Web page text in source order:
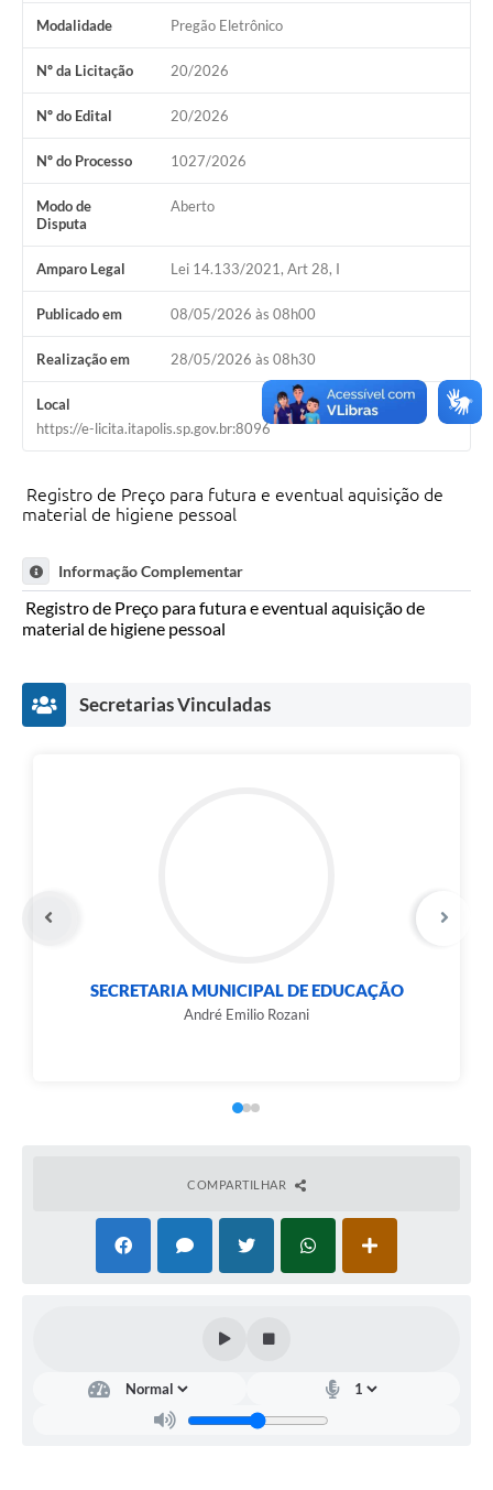
Documentos
Distritos
Água de Qualidade
Gasoduto (Gás Natural)
Feriados Municipais
Bairros Rurais
História
Galeria de Fotos
Ouvidoria Municipal
Audiências Públicas
Carta de Serviços
Turismo
Galeria de Vídeos
Projetos
Contas Públicas
Modalidade Pregão Eletrônico
Nº da Licitação 20/2026
Nº do Edital 20/2026
Nº do Processo 1027/2026
Modo de
Disputa
Aberto
Amparo Legal Lei 14.133/2021, Art 28, I
Publicado em 08/05/2026 às 08h00
Realização em 28/05/2026 às 08h30
Local
https://e-licita.itapolis.sp.gov.br:8096
Registro de Preço para futura e eventual aquisição de
material de higiene pessoal
Informação Complementar
Registro de Preço para futura e eventual aquisição de
material de higiene pessoal
Secretarias Vinculadas
SECRETARIA MUNICIPAL DE EDUCAÇÃO
André Emilio Rozani
COMPARTILHAR